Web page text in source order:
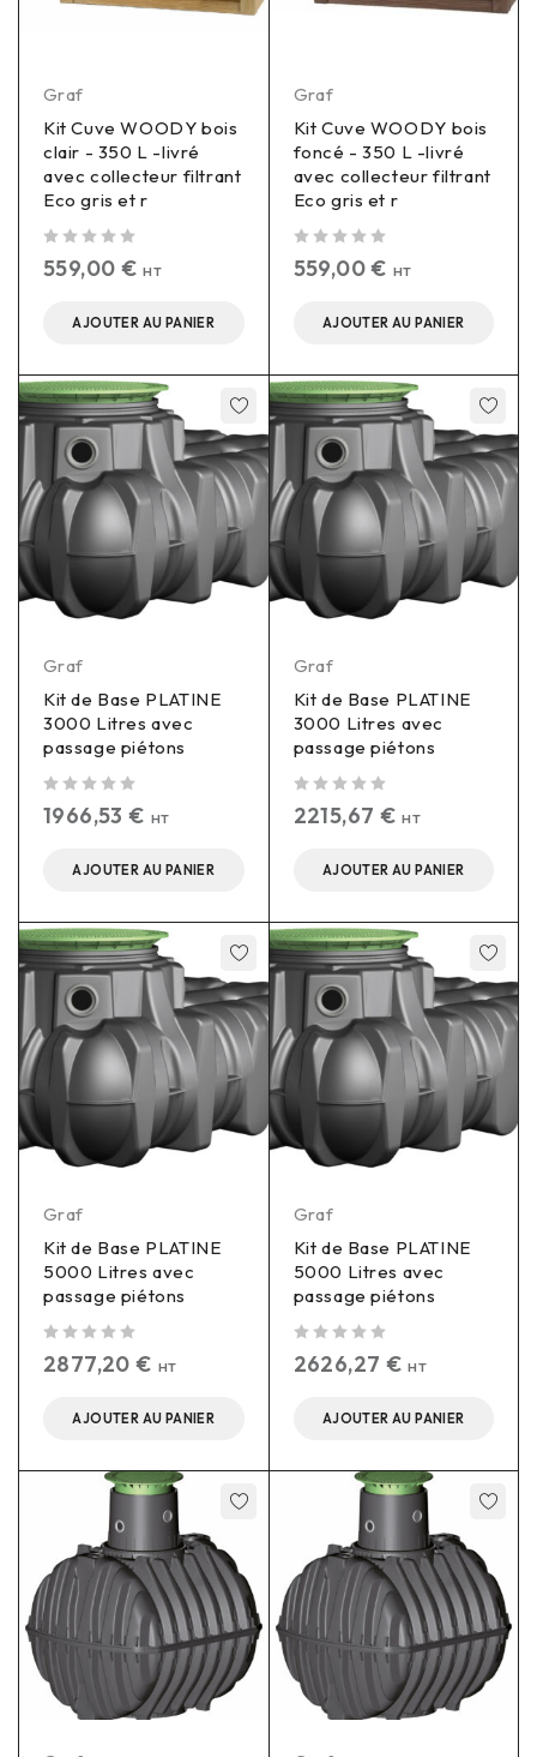
Graf
Kit Cuve WOODY bois
clair - 350 L -livré
avec collecteur filtrant
Eco gris et r
559,00 € HT
AJOUTER AU PANIER
Graf
Kit Cuve WOODY bois
foncé - 350 L -livré
avec collecteur filtrant
Eco gris et r
559,00€ HT
AJOUTER AU PANIER
Graf
Kit de Base PLATINE
3000 Litres avec
passage piétons
1966,53€ HT
AJOUTER AU PANIER
Graf
Kit de Base PLATINE
3000 Litres avec
passage piétons
2215,67 € HT
AJOUTER AU PANIER
Graf
Kit de Base PLATINE
5000 Litres avec
passage piétons
2877,20€ HT
AJOUTER AU PANIER
Graf
Kit de Base PLATINE
5000 Litres avec
passage piétons
2626,27 € HT
AJOUTER AU PANIER